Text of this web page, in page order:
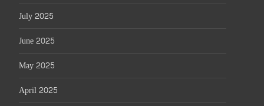
July 2025
June 2025
May 2025
April 2025